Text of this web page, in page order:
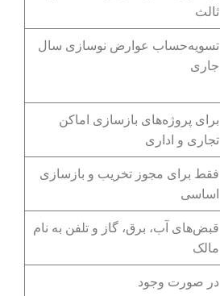
ثالث
تسویه‌حساب عوارض نوسازی سال
جاری
برای پروژه‌های بازسازی اماکن
تجاری و اداری
فقط برای مجوز تخریب و بازسازی
اساسی
قبض‌های آب، برق، گاز و تلفن به ‌نام
مالک
در صورت وجود